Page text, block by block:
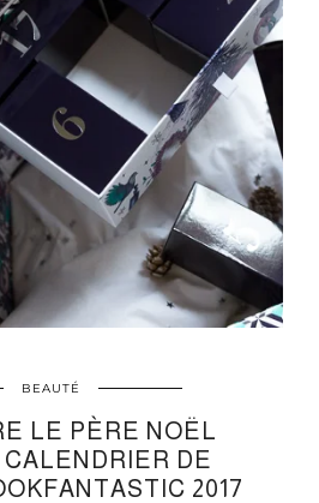
BEAUTÉ
LE PÈRE NOËL
DE
2017